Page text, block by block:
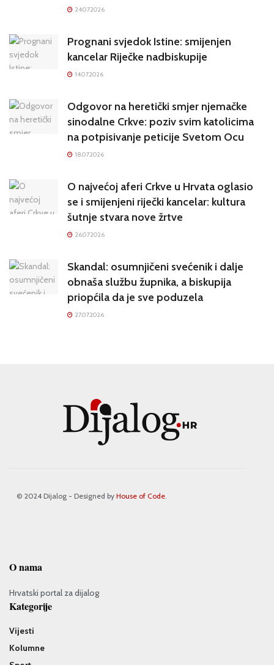
krugovima potresa Hrvatsku
24.07.2026
Prognani svjedok Istine: smijenjen
kancelar Riječke nadbiskupije
14.07.2026
Odgovor na heretički smjer njemačke
sinodalne Crkve: poziv svim katolicima
na potpisivanje peticije Svetom Ocu
18.07.2026
O najvećoj aferi Crkve u Hrvata oglasio
se i smijenjeni riječki kancelar: kultura
šutnje stvara nove žrtve
26.07.2026
Skandal: osumnjičeni svećenik i dalje
obnaša službu župnika, a biskupija
priopćila da je sve poduzela
27.07.2026
© 2024 Dijalog - Designed by House of Code
O nama
Hrvatski portal za dijalog
Kategorije
Vijesti
Kolumne